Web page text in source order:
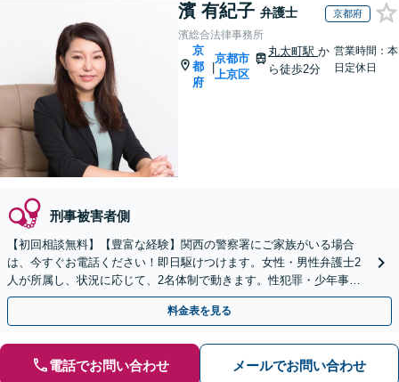
濱 有紀子 弁護士 京都府
濱総合法律事務所
京
都
府
|
京都市
上京区
丸太町駅か
ら徒歩2分
営業時間：本
日定休日
刑事被害者側
【初回相談無料】【豊富な経験】関西の警察署にご家族がいる場合
は、今すぐお電話ください！即日駆けつけます。女性・男性弁護士2
人が所属し、状況に応じて、2名体制で動きます。性犯罪・少年事件
など【完全個室】【休日・夜間は要相談】【丸太町駅3分】
料金表を見る
電話でお問い合わせ メールでお問い合わせ